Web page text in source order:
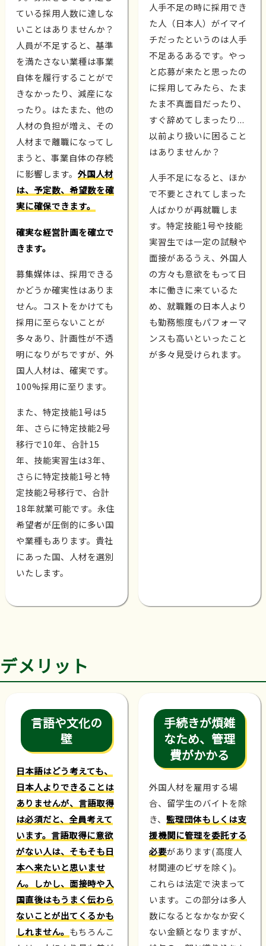
ている採用人数に達しな
いことはありませんか？
人員が不足すると、基準
を満たさない業種は事業
自体を履行することがで
きなかったり、減産にな
ったり。はたまた、他の
人材の負担が増え、その
人材まで離職になってし
まうと、事業自体の存続
に影響します。 外国人材
は、予定数、希望数を確
実に確保できます。
確実な経営計画を確立で
きます。
募集媒体は、採用できる
かどうか確実性はありま
せん。コストをかけても
採用に至らないことが
多々あり、計画性が不透
明になりがちですが、外
国人人材は、確実です。
100%採用に至ります。
また、特定技能1号は5
年、さらに特定技能2号
移行で10年、合計15
年、技能実習生は3年、
さらに特定技能1号と特
定技能2号移行で、合計
18年就業可能です。永住
希望者が圧倒的に多い国
や業種もあります。貴社
にあった国、人材を選別
いたします。
人手不足の時に採用でき
た人（日本人）がイマイ
チだったというのは人手
不足あるあるです。やっ
と応募が来たと思ったの
に採用してみたら、たま
たま不真面目だったり、
すぐ辞めてしまったり...
以前より扱いに困ること
はありませんか？
人手不足になると、ほか
で不要とされてしまった
人ばかりが再就職しま
す。特定技能1号や技能
実習生では一定の試験や
面接があるうえ、外国人
の方々も意欲をもって日
本に働きに来ているた
め、就職難の日本人より
も勤務態度もパフォーマ
ンスも高いといったこと
が多々見受けられます。
デメリット
言語や文化の
壁
日本語はどう考えても、
日本人よりできることは
ありませんが、言語取得
は必須だと、全員考えて
います。言語取得に意欲
がない人は、そもそも日
本へ来たいと思いませ
ん。しかし、面接時や入
国直後はもうまく伝わら
ないことが出てくるかも
しれません。 もちろんこ
手続きが煩雑
なため、管理
費がかかる
外国人材を雇用する場
合、留学生のバイトを除
き、 監理団体もしくは支
援機関に管理を委託する
必要があります(高度人
材関連のビザを除く)。
これらは法定で決まって
います。この部分は多人
数になるとなかなか安く
ない金額となりますが、